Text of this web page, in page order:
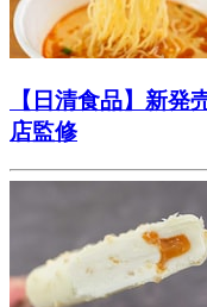
【日清食品】新発
店監修